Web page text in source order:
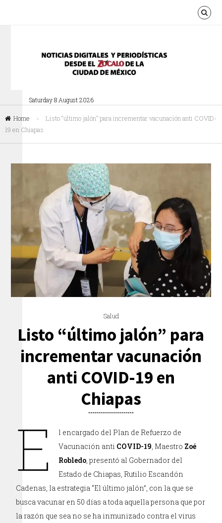
Saturday 8 August 2026
Home »
Listo “último jalón” para incrementar vacunación anti COVID-
19 en Chiapas
Salud
Listo “último jalón” para
incrementar vacunación
anti COVID-19 en
Chiapas
E
l encargado del Plan de Refuerzo de
Vacunación anti COVID-19 , Maestro Zoé
Robledo , presentó al Gobernador del
Estado de Chiapas, Rutilio Escandón
Cadenas, la estrategia “El último jalón”, con la que se
busca vacunar en 50 días a toda aquella persona que por
la razón que sea no se ha inmunizado contra el virus